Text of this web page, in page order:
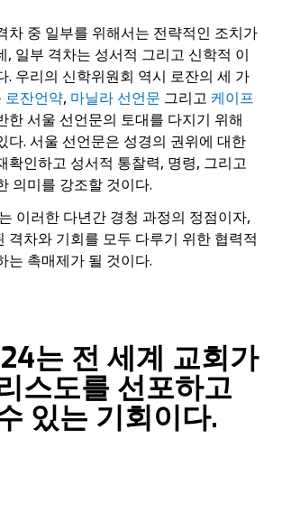
차 중 일부를 위해서는 전략적인 조치가
, 일부 격차는 성서적 그리고 신학적 이
. 우리의 신학위원회 역시 로잔의 세 가
로잔언약, 마닐라 선언문 그리고 케이프
한 서울 선언문의 토대를 다지기 위해
다. 서울 선언문은 성경의 권위에 대한
확인하고 성서적 통찰력, 명령, 그리고
의미를 강조할 것이다.
이러한 다년간 경청 과정의 정점이자,
격차와 기회를 모두 다루기 위한 협력적
는 촉매제가 될 것이다.
는 전 세계 교회가
스도를 선포하고
있는 기회이다.